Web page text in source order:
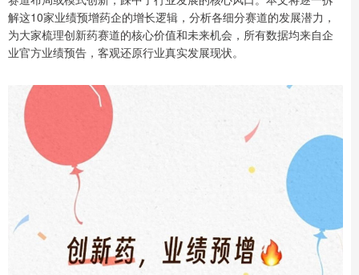
解这10家业绩预增药企的增长逻辑，分析各细分赛道的发展潜力，
为大家梳理创新药赛道的核心价值和未来机会，所有数据均来自企
业官方业绩预告，客观还原行业真实发展现状。